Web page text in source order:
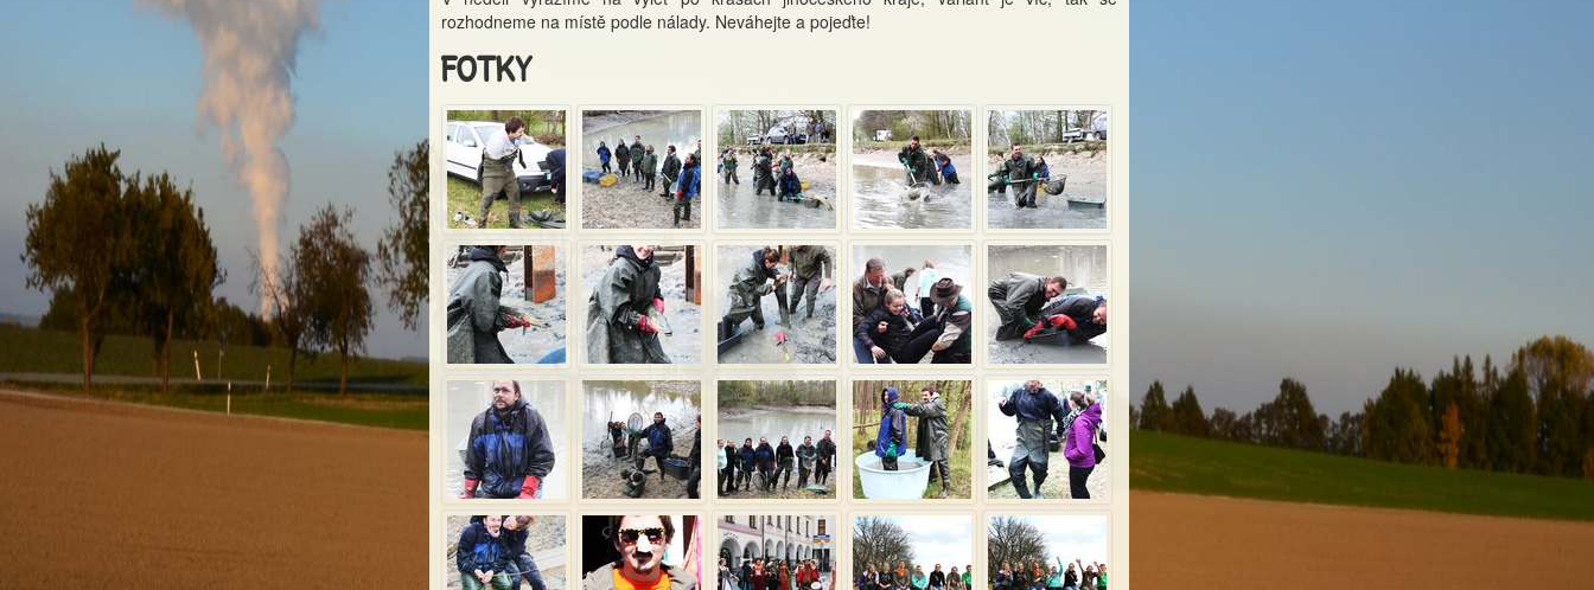
rozhodneme na místě podle nálady. Neváhejte a pojeďte!
FOTKY